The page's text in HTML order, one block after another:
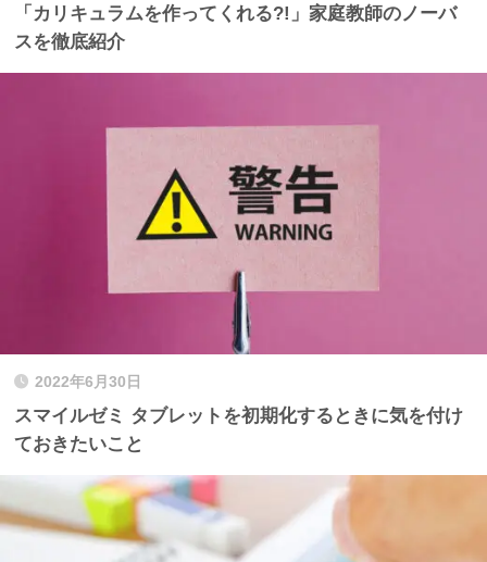
「カリキュラムを作ってくれる?!」家庭教師のノーバ
スを徹底紹介
2022年6月30日
スマイルゼミ タブレットを初期化するときに気を付け
ておきたいこと